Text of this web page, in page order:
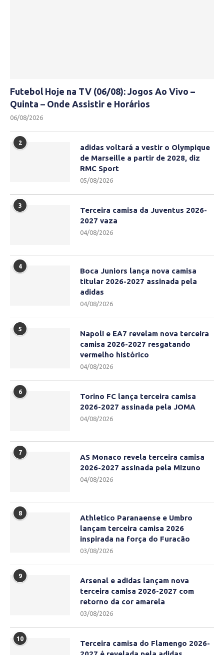
Futebol Hoje na TV (06/08): Jogos Ao Vivo –
Quinta – Onde Assistir e Horários
06/08/2026
2
adidas voltará a vestir o Olympique
de Marseille a partir de 2028, diz
RMC Sport
05/08/2026
3
Terceira camisa da Juventus 2026-
2027 vaza
04/08/2026
4
Boca Juniors lança nova camisa
titular 2026-2027 assinada pela
adidas
04/08/2026
5
Napoli e EA7 revelam nova terceira
camisa 2026-2027 resgatando
vermelho histórico
04/08/2026
6
Torino FC lança terceira camisa
2026-2027 assinada pela JOMA
04/08/2026
7
AS Monaco revela terceira camisa
2026-2027 assinada pela Mizuno
04/08/2026
8
Athletico Paranaense e Umbro
lançam terceira camisa 2026
inspirada na força do Furacão
03/08/2026
9
Arsenal e adidas lançam nova
terceira camisa 2026-2027 com
retorno da cor amarela
03/08/2026
10
Terceira camisa do Flamengo 2026-